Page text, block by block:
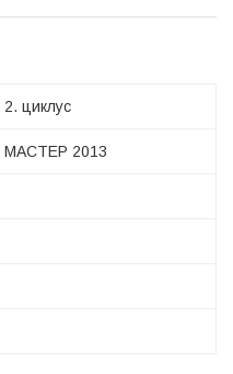
2. циклус
МАСТЕР 2013